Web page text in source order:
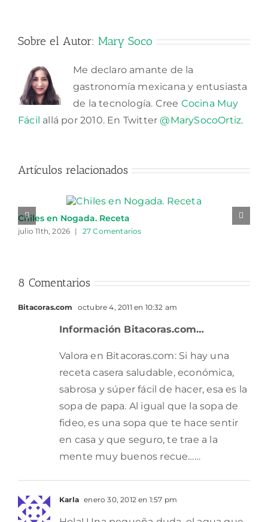
Sobre el Autor: Mary Soco
Me declaro amante de la
gastronomía mexicana y entusiasta
de la tecnología. Cree Cocina Muy
Fácil allá por 2010. En Twitter@MarySocoOrtiz.
Artículos relacionados
Chiles en Nogada. Receta
julio 11th, 2026 | 27 Comentarios
8 Comentarios
Bitacoras.com octubre 4, 2011 en 10:32 am
Información Bitacoras.com…
Valora en Bitacoras.com: Si hay una
receta casera saludable, económica,
sabrosa y súper fácil de hacer, esa es la
sopa de papa. Al igual que la sopa de
fideo, es una sopa que te hace sentir
en casa y que seguro, te trae a la
mente muy buenos recue……
Karla enero 30, 2012 en 1:57 pm